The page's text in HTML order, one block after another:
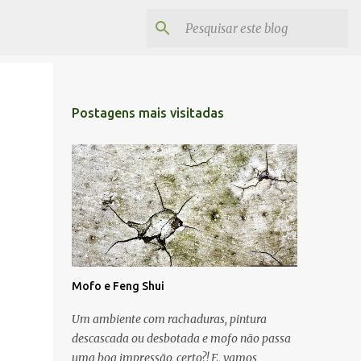
Postagens mais visitadas
Mofo e Feng Shui
Um ambiente com rachaduras, pintura
descascada ou desbotada e mofo não passa
uma boa impressão, certo?! E, vamos